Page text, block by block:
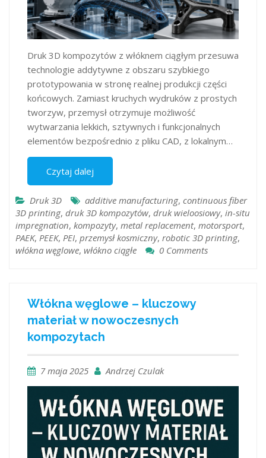
Druk 3D kompozytów z włóknem ciągłym przesuwa
technologie addytywne z obszaru szybkiego
prototypowania w stronę realnej produkcji części
końcowych. Zamiast kruchych wydruków z prostych
tworzyw, przemysł otrzymuje możliwość
wytwarzania lekkich, sztywnych i funkcjonalnych
elementów bezpośrednio z pliku CAD, z lokalnym…
Czytaj dalej
Druk 3D additive manufacturing, continuous fiber
3D printing, druk 3D kompozytów, druk wieloosiowy, in-situ
impregnation, kompozyty, metal replacement, motorsport,
PAEK, PEEK, PEI, przemysł kosmiczny, robotic 3D printing,
włókna węglowe, włókno ciągłe 0 Comments
Włókna węglowe – kluczowy
materiał w nowoczesnych
kompozytach
7 maja 2025 Andrzej Czulak